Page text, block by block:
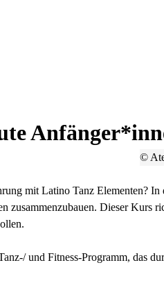
©
mit Latino Tanz Elementen? In
zusammenzubauen. Dieser Kurs
und Fitness-Programm, das